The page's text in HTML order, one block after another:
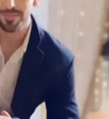
हो गया था।